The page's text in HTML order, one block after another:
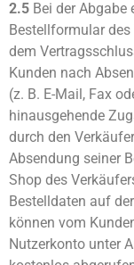
2.5 Bei der
Bestellformular
dem
Kunden nach
(z. B. E-Mail, Fax
hinausgehende
durch den
Absendung seiner
Shop des
Bestelldaten auf
können vom
Nutzerkonto unter